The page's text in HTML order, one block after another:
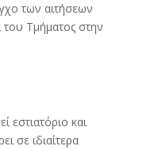
των αιτήσεων
του Τμήματος στην
εστιατόριο και
σε ιδιαίτερα